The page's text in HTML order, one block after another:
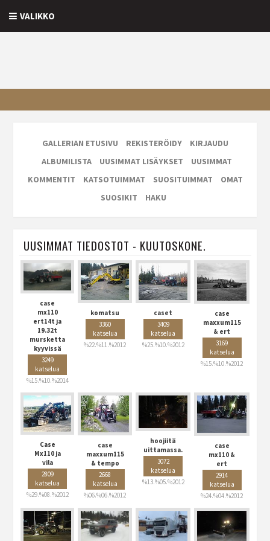
VALIKKO
GALLERIAN ETUSIVU REKISTERÖIDY
KIRJAUDU
ALBUMILISTA
UUSIMMAT LISÄYKSET
UUSIMMAT
KOMMENTIT
KATSOTUIMMAT SUOSITUIMMAT
OMAT
SUOSIKIT
HAKU
UUSIMMAT TIEDOSTOT - KUUTOSKONE.
case
mx110
ert14t ja
19.32t
mursketta
kyyvissä
3249
katselua
%15.%10.%2014
komatsu
3360
katselua
%22.%11.%2012
caset
3409
katselua
%25.%10.%2012
case
maxxum115
& ert
3169
katselua
%15.%10.%2012
Case
Mx110 ja
vila
2809
katselua
%29.%08.%2012
case
maxxum115
& tempo
2668
katselua
%06.%06.%2012
hoojiitä
uittamassa.
3072
katselua
%13.%05.%2012
case
mx110 &
ert
2914
katselua
%24.%04.%2012